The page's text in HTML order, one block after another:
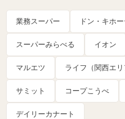
業務スーパー ドン・キホー
スーパーみらべる イオン
マルエツ ライフ（関西エリ
サミット コープこうべ
デイリーカナート